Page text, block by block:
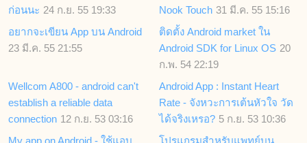
ก่อนนะ 24 ก.ย. 55 19:33
Nook Touch 31 มี.ค. 55 15:16
อยากจะเขียน App บน Android
23 มี.ค. 55 21:55
ติดตั้ง Android market ใน
Android SDK for Linux OS 20
ก.พ. 54 22:19
Wellcom A800 - android can't
establish a reliable data
connection 12 ก.ย. 53 03:16
Android App : Instant Heart
Rate - จังหวะการเต้นหัวใจ วัด
ได้จริงเหรอ? 5 ก.ย. 53 10:36
My app on Android - ใช้แอบ
โปรแกรมสำหรับแพทย์บน